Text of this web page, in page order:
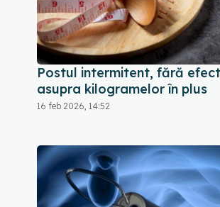
Postul intermitent, fără efect
asupra kilogramelor în plus
16 feb 2026, 14:52